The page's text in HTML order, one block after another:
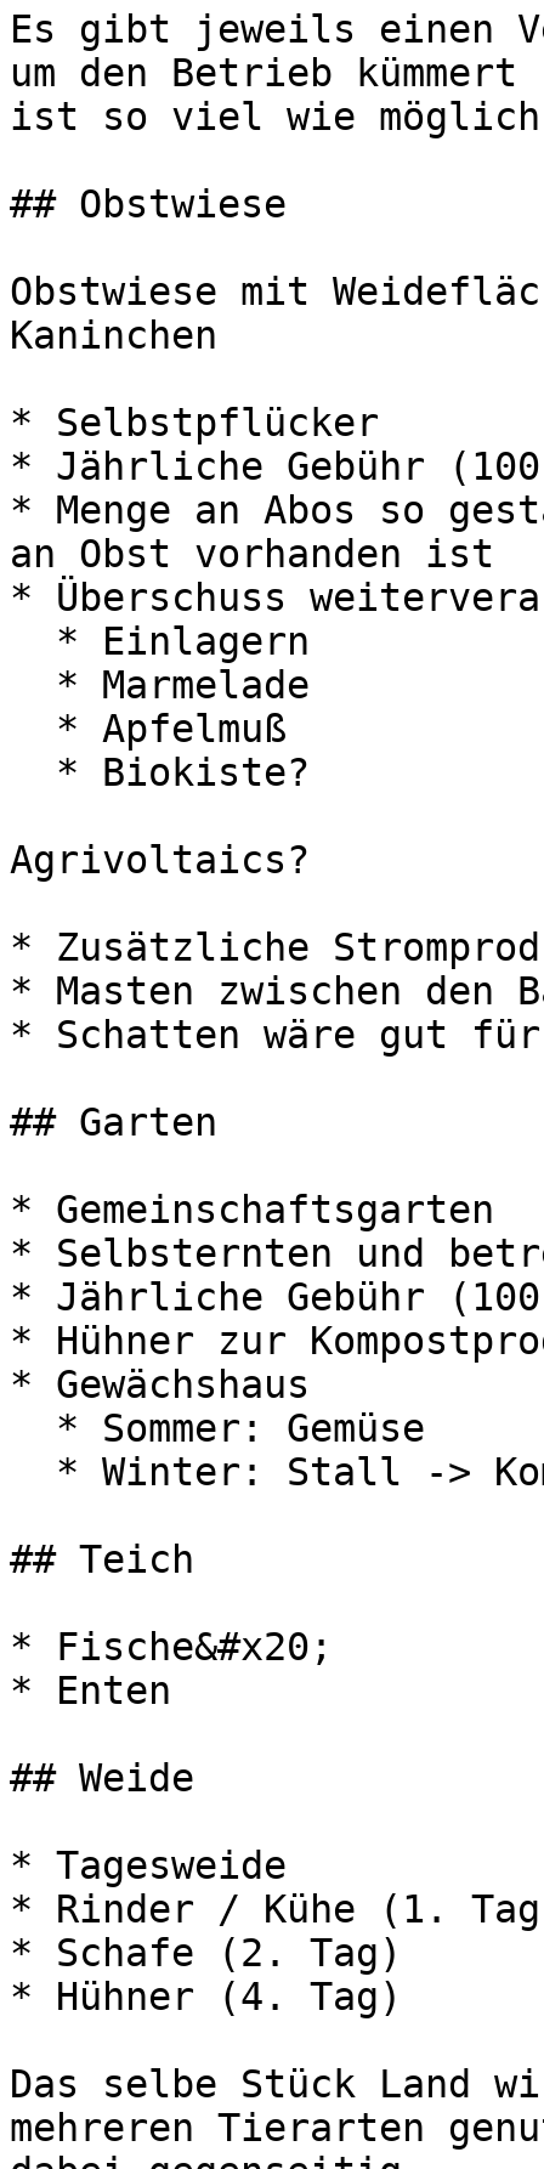
Es gibt jeweils einen
um den Betrieb
ist so viel wie
## Obstwiese
Obstwiese mit
Kaninchen
* Selbstpflücker
* Jährliche Gebühr
* Menge an Abos so
an Obst vorhanden ist
* Überschuss
Agrivoltaics?
* Zusätzliche
* Masten zwischen den
* Schatten wäre gut für
## Garten
* Gemeinschaftsgarten
* Selbsternten und
* Jährliche Gebühr
* Hühner zur
* Gewächshaus
## Teich
* Fische&#x20;
* Enten
## Weide
* Tagesweide
* Rinder / Kühe (1.
* Schafe (2. Tag)
* Hühner (4. Tag)
Das selbe Stück Land
mehreren Tierarten